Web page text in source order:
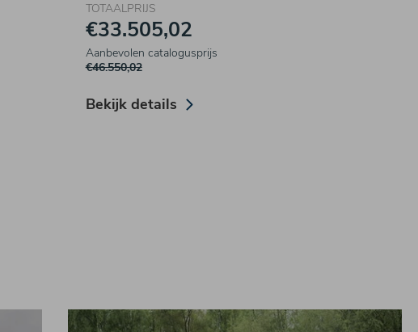
TOTAALPRIJS
€33.505,02
Aanbevolen catalogusprijs
€46.550,02
Bekijk details